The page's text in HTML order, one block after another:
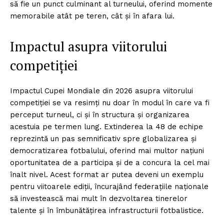
să fie un punct culminant al turneului, oferind momente
memorabile atât pe teren, cât și în afara lui.
Impactul asupra viitorului
competiției
Impactul Cupei Mondiale din 2026 asupra viitorului
competiției se va resimți nu doar în modul în care va fi
perceput turneul, ci și în structura și organizarea
acestuia pe termen lung. Extinderea la 48 de echipe
reprezintă un pas semnificativ spre globalizarea și
democratizarea fotbalului, oferind mai multor națiuni
oportunitatea de a participa și de a concura la cel mai
înalt nivel. Acest format ar putea deveni un exemplu
pentru viitoarele ediții, încurajând federațiile naționale
să investească mai mult în dezvoltarea tinerelor
talente și în îmbunătățirea infrastructurii fotbalistice.